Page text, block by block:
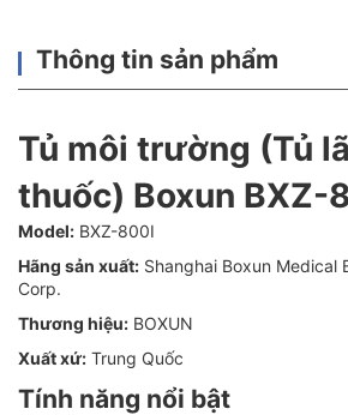
Thông tin sản phẩm
Tủ môi trường (Tủ
thuốc) Boxun BXZ-
Model: BXZ-800I
Hãng sản xuất: Shanghai Boxun Medical
Corp.
Thương hiệu: BOXUN
Xuất xứ: Trung Quốc
Tính năng nổi bật